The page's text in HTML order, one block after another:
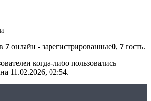
7 онлайн - зарегистрированные0, 7 гость.
когда-либо пользовались
на 11.02.2026, 02:54.